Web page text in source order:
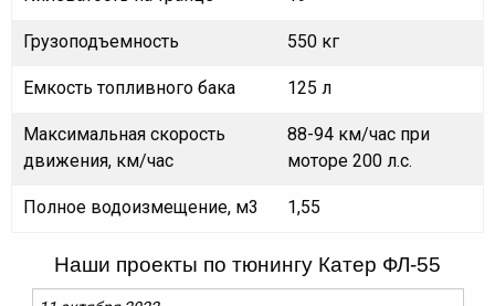
Грузоподъемность 550 кг
Емкость топливного бака 125 л
Максимальная скорость
движения, км/час
88-94 км/час при
моторе 200 л.с.
Полное водоизмещение, м3 1,55
Наши проекты по тюнингу Катер ФЛ-55